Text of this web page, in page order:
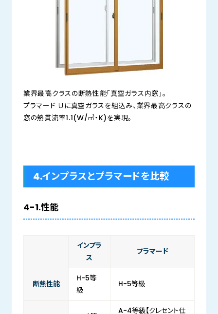
業界最高クラスの断熱性能「真空ガラス内窓」。
プラマード Ｕに真空ガラスを組込み、業界最高クラスの
窓の熱貫流率1.1(W/㎡・K)を実現。
4.インプラスとプラマードを比較
4-1.性能
インプラ
ス
プラマード
断熱性能
H-5等
級
H-5等級
A-4等級【クレセント仕